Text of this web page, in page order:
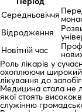
Середньовіччя
Відродження
Новітній час
Роль лікарів у
охоплюючи широкий
лікування до
Медицина стала не
якої стоять
служінню